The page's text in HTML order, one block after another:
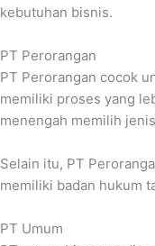
kebutuhan bisnis.
PT Perorangan
PT Perorangan cocok
memiliki proses yang
menengah memilih
Selain itu, PT
memiliki badan hukum
PT Umum